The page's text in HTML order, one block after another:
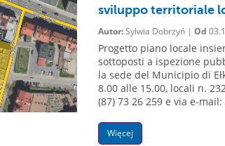
sviluppo territoriale
Autor:Sylwia Dobrzyń | Od
Progetto piano locale
sottoposti a ispezione
la sede del Municipio di
8.00 alle 15.00, locali n.
(87) 73 26 259 e via e-
Więcej